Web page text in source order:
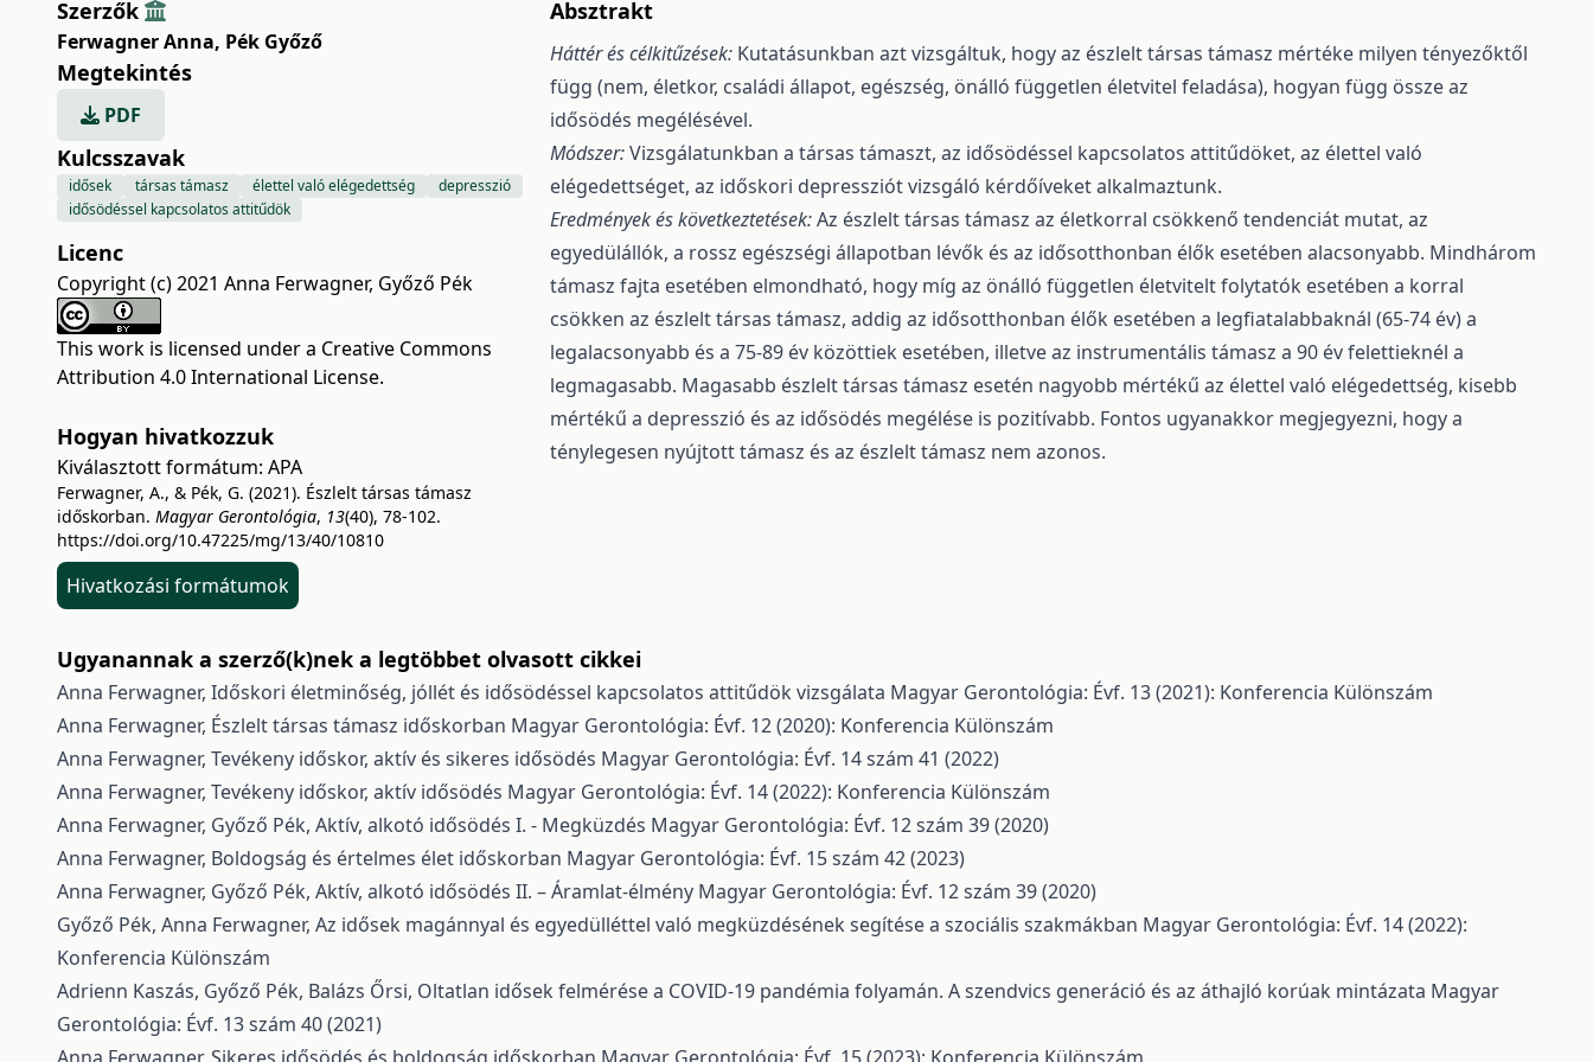
Szerzők
Ferwagner Anna, Pék Győző
Megtekintés
PDF
Kulcsszavak
idősek társas támasz élettel való elégedettség
depresszió
idősödéssel kapcsolatos attitűdök
Licenc
Copyright (c) 2021 Anna Ferwagner, Győző Pék
This work is licensed under a Creative Commons
Attribution 4.0 International License.
Hogyan hivatkozzuk
Kiválasztott formátum: APA
Ferwagner, A., & Pék, G. (2021). Észlelt társas támasz
időskorban. Magyar Gerontológia, 13(40), 78-102.
https://doi.org/10.47225/mg/13/40/10810
Hivatkozási formátumok
Absztrakt
Háttér és célkitűzések: Kutatásunkban azt vizsgáltuk, hogy az észlelt társas támasz mértéke milyen tényezőktől
függ (nem, életkor, családi állapot, egészség, önálló független életvitel feladása), hogyan függ össze az
idősödés megélésével.
Módszer:Vizsgálatunkban a társas támaszt, az idősödéssel kapcsolatos attitűdöket, az élettel való
elégedettséget, az időskori depressziót vizsgáló kérdőíveket alkalmaztunk.
Eredmények és következtetések:Az észlelt társas támasz az életkorral csökkenő tendenciát mutat, az
egyedülállók, a rossz egészségi állapotban lévők és az idősotthonban élők esetében alacsonyabb. Mindhárom
támasz fajta esetében elmondható, hogy míg az önálló független életvitelt folytatók esetében a korral
csökken az észlelt társas támasz, addig az idősotthonban élők esetében a legfiatalabbaknál (65-74 év) a
legalacsonyabb és a 75-89 év közöttiek esetében, illetve az instrumentális támasz a 90 év felettieknél a
legmagasabb. Magasabb észlelt társas támasz esetén nagyobb mértékű az élettel való elégedettség, kisebb
mértékű a depresszió és az idősödés megélése is pozitívabb. Fontos ugyanakkor megjegyezni, hogy a
ténylegesen nyújtott támasz és az észlelt támasz nem azonos.
Ugyanannak a szerző(k)nek a legtöbbet olvasott cikkei
Anna Ferwagner, Időskori életminőség, jóllét és idősödéssel kapcsolatos attitűdök vizsgálata Magyar Gerontológia: Évf. 13 (2021): Konferencia Különszám
Anna Ferwagner, Észlelt társas támasz időskorban Magyar Gerontológia: Évf. 12 (2020): Konferencia Különszám
Anna Ferwagner, Tevékeny időskor, aktív és sikeres idősödés Magyar Gerontológia: Évf. 14 szám 41 (2022)
Anna Ferwagner, Tevékeny időskor, aktív idősödés Magyar Gerontológia: Évf. 14 (2022): Konferencia Különszám
Anna Ferwagner, Győző Pék, Aktív, alkotó idősödés I. - Megküzdés Magyar Gerontológia: Évf. 12 szám 39 (2020)
Anna Ferwagner, Boldogság és értelmes élet időskorban Magyar Gerontológia: Évf. 15 szám 42 (2023)
Anna Ferwagner, Győző Pék, Aktív, alkotó idősödés II. – Áramlat-élmény Magyar Gerontológia: Évf. 12 szám 39 (2020)
Győző Pék, Anna Ferwagner, Az idősek magánnyal és egyedülléttel való megküzdésének segítése a szociális szakmákban Magyar Gerontológia: Évf. 14 (2022):
Konferencia Különszám
Adrienn Kaszás, Győző Pék, Balázs Őrsi, Oltatlan idősek felmérése a COVID-19 pandémia folyamán. A szendvics generáció és az áthajló korúak mintázata Magyar
Gerontológia: Évf. 13 szám 40 (2021)